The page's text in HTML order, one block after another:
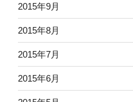
2015年9月
2015年8月
2015年7月
2015年6月